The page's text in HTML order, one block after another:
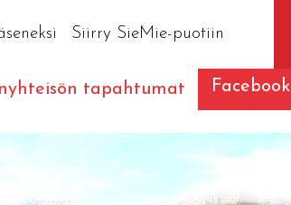
Siirry SieMie-puotiin
tapahtumat Facebook